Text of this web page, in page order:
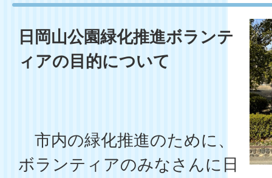
日岡山公園緑化推進ボランテ
ィアの目的について
市内の緑化推進のために、
ボランティアのみなさんに日